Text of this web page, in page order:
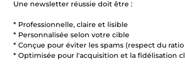
Une newsletter réussie doit être :
* Professionnelle, claire et lisible
* Personnalisée selon votre cible
* Conçue pour éviter les spams (respect du
* Optimisée pour l'acquisition et la fidélisation